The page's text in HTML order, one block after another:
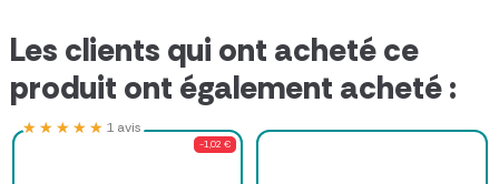
Les clients qui ont acheté ce
produit ont également acheté :
-1,02 €
★★★★★
★★★★★ 1 avis